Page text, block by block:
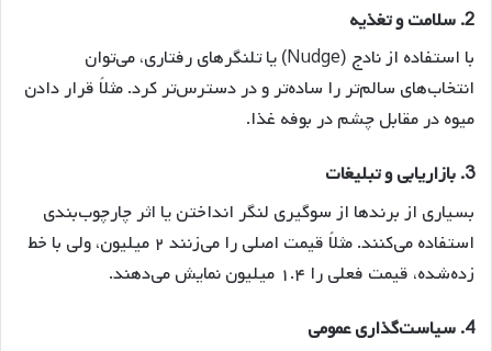
2. سلامت و تغذیه
با استفاده از نادج (Nudge) یا تلنگرهای رفتاری، می‌توان
انتخاب‌های سالم‌تر را ساده‌تر و در دسترس‌تر کرد. مثلاً قرار دادن
میوه در مقابل چشم در بوفه غذا.
3. بازاریابی و تبلیغات
بسیاری از برندها از سوگیری لنگر انداختن یا اثر چارچوب‌بندی
استفاده می‌کنند. مثلاً قیمت اصلی را می‌زنند ۲ میلیون، ولی با خط
زده‌شده، قیمت فعلی را ۱.۴ میلیون نمایش می‌دهند.
4. سیاست‌گذاری عمومی